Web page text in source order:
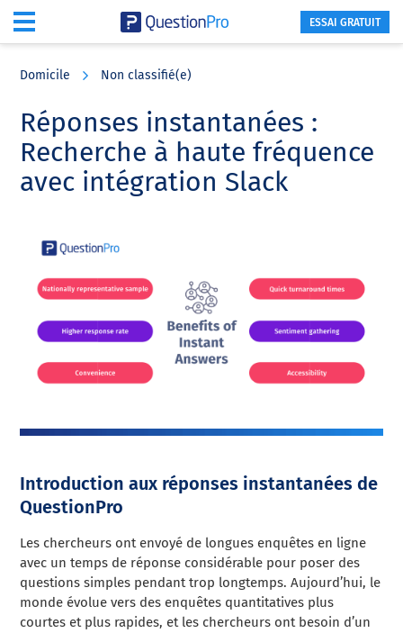
content
sidebar
ESSAI GRATUIT
Domicile Non classifié(e)
Réponses instantanées :
Recherche à haute fréquence
avec intégration Slack
Introduction aux réponses instantanées de
QuestionPro
Les chercheurs ont envoyé de longues enquêtes en ligne
avec un temps de réponse considérable pour poser des
questions simples pendant trop longtemps. Aujourd’hui, le
monde évolue vers des enquêtes quantitatives plus
courtes et plus rapides, et les chercheurs ont besoin d’un